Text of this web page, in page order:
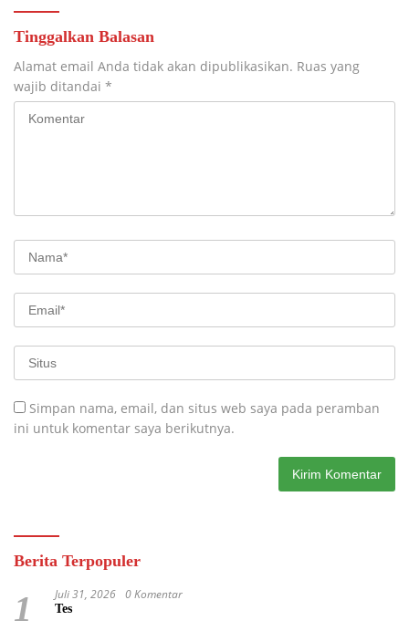
Tinggalkan Balasan
Alamat email Anda tidak akan dipublikasikan. Ruas yang
wajib ditandai *
Simpan nama, email, dan situs web saya pada peramban
ini untuk komentar saya berikutnya.
Berita Terpopuler
1 Juli 31, 2026 0 Komentar
Tes